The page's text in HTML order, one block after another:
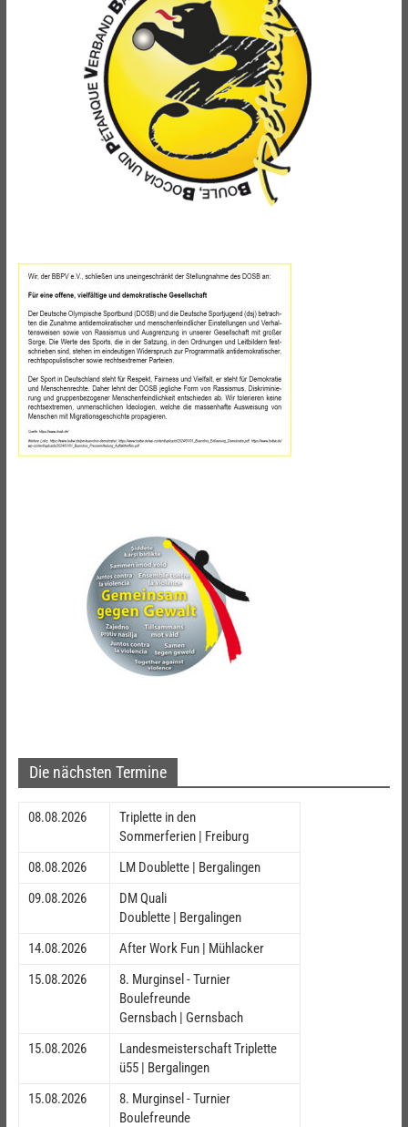
Die nächsten Termine
08.08.2026
Triplette in den
Sommerferien | Freiburg
08.08.2026
LM Doublette | Bergalingen
09.08.2026
DM Quali
Doublette | Bergalingen
14.08.2026
After Work Fun | Mühlacker
15.08.2026
8. Murginsel - Turnier
Boulefreunde
Gernsbach | Gernsbach
15.08.2026
Landesmeisterschaft Triplette
ü55 | Bergalingen
15.08.2026
8. Murginsel - Turnier
Boulefreunde